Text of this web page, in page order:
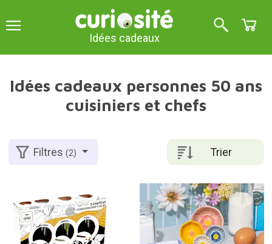
Idées cadeaux
Idées cadeaux personnes 50 ans
cuisiniers et chefs
Trier
Filtres(2)